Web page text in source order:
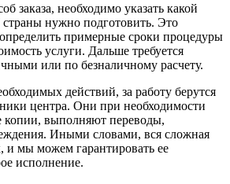
заказа, необходимо указать какой
страны нужно подготовить. Это
примерные сроки процедуры
услуги. Дальше требуется
или по безналичному расчету.
действий, за работу берутся
центра. Они при необходимости
копии, выполняют переводы,
Иными словами, вся сложная
и мы можем гарантировать ее
исполнение.